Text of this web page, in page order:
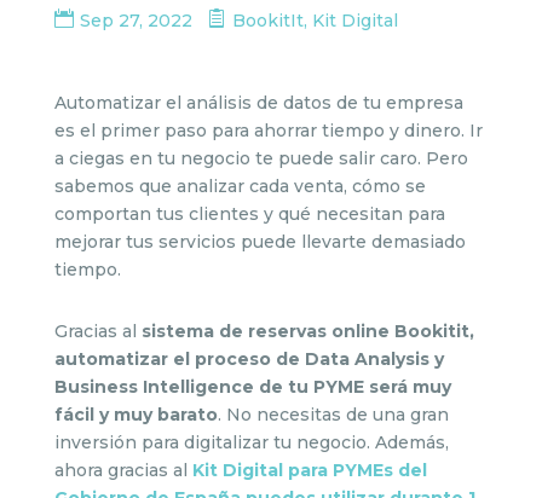
Sep 27, 2022 BookitIt, Kit Digital
Automatizar el análisis de datos de tu empresa
es el primer paso para ahorrar tiempo y dinero. Ir
a ciegas en tu negocio te puede salir caro. Pero
sabemos que analizar cada venta, cómo se
comportan tus clientes y qué necesitan para
mejorar tus servicios puede llevarte demasiado
tiempo.
Gracias al sistema de reservas online Bookitit,
automatizar el proceso de Data Analysis y
Business Intelligence de tu PYME será muy
fácil y muy barato. No necesitas de una gran
inversión para digitalizar tu negocio. Además,
ahora gracias al Kit Digital para PYMEs del